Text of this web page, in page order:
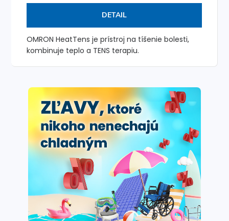
DETAIL
OMRON HeatTens je prístroj na tíšenie bolesti,
kombinuje teplo a TENS terapiu.